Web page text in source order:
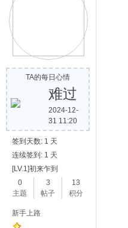
TA的每日心情
难过
2024-12-
31 11:20
签到天数: 1 天
连续签到: 1 天
[LV.1]初来乍到
0
主题
3
帖子
13
积分
新手上路